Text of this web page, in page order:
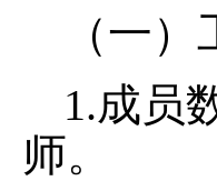
（一
1.成员
师。